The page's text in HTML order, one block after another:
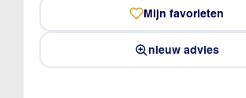
Mijn favorieten
nieuw advies